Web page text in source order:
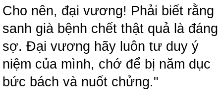
Cho nên, đại vương! Phải biết rằng
sanh già bệnh chết thật quả là đáng
sợ. Đại vương hãy luôn tư duy ý
niệm của mình, chớ để bị năm dục
bức bách và nuốt chửng."